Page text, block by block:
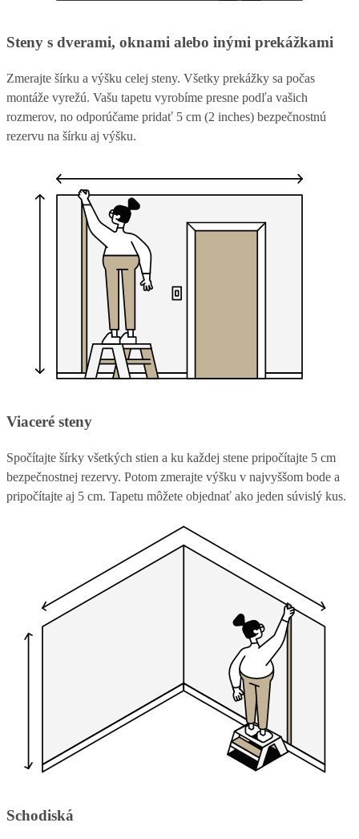
Steny s dverami, oknami alebo inými prekážkami
Zmerajte šírku a výšku celej steny. Všetky prekážky sa počas
montáže vyrežú. Vašu tapetu vyrobíme presne podľa vašich
rozmerov, no odporúčame pridať 5 cm (2 inches) bezpečnostnú
rezervu na šírku aj výšku.
Viaceré steny
Spočítajte šírky všetkých stien a ku každej stene pripočítajte 5 cm
bezpečnostnej rezervy. Potom zmerajte výšku v najvyššom bode a
pripočítajte aj 5 cm. Tapetu môžete objednať ako jeden súvislý kus.
Schodiská